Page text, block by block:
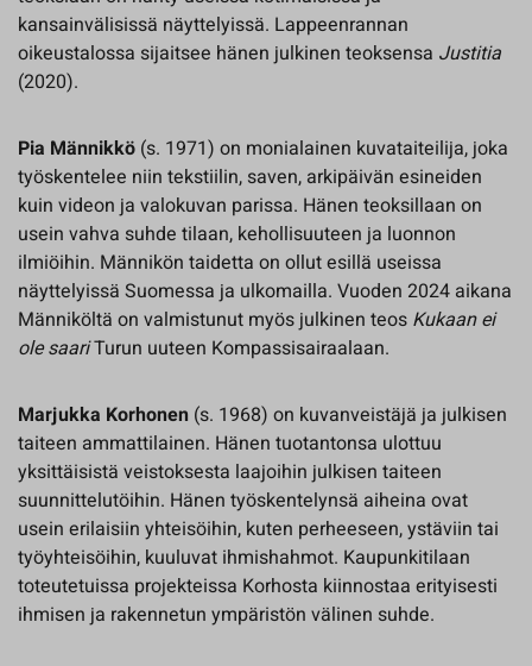
kansainvälisissä näyttelyissä. Lappeenrannan
oikeustalossa sijaitsee hänen julkinen teoksensa Justitia
(2020).
Pia Männikkö (s. 1971) on monialainen kuvataiteilija, joka
työskentelee niin tekstiilin, saven, arkipäivän esineiden
kuin videon ja valokuvan parissa. Hänen teoksillaan on
usein vahva suhde tilaan, kehollisuuteen ja luonnon
ilmiöihin. Männikön taidetta on ollut esillä useissa
näyttelyissä Suomessa ja ulkomailla. Vuoden 2024 aikana
Männiköltä on valmistunut myös julkinen teos Kukaan ei
ole saariTurun uuteen Kompassisairaalaan.
Marjukka Korhonen (s. 1968) on kuvanveistäjä ja julkisen
taiteen ammattilainen. Hänen tuotantonsa ulottuu
yksittäisistä veistoksesta laajoihin julkisen taiteen
suunnittelutöihin. Hänen työskentelynsä aiheina ovat
usein erilaisiin yhteisöihin, kuten perheeseen, ystäviin tai
työyhteisöihin, kuuluvat ihmishahmot. Kaupunkitilaan
toteutetuissa projekteissa Korhosta kiinnostaa erityisesti
ihmisen ja rakennetun ympäristön välinen suhde.